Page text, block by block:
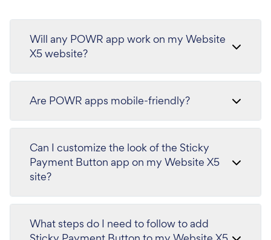
Will any POWR app work on my Website
X5 website?
Are POWR apps mobile-friendly?
Can I customize the look of the Sticky
Payment Button app on my Website X5
site?
What steps do I need to follow to add